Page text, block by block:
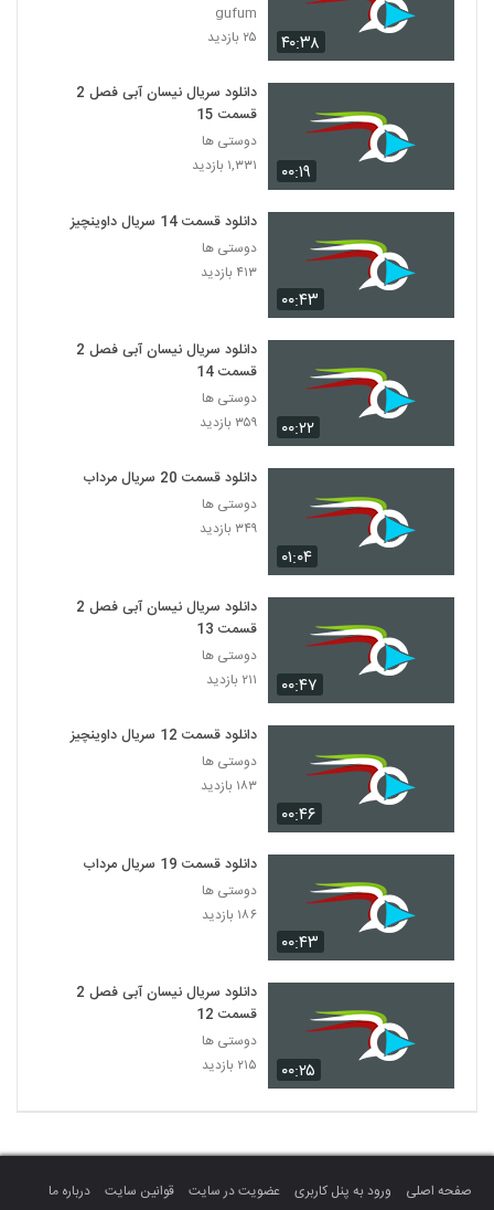
۴۰:۳۸
gufum
۲۵ بازدید
۰۰:۱۹
دانلود سریال نیسان آبی فصل 2
قسمت 15
دوستی ها
۱,۳۳۱ بازدید
۰۰:۴۳
دانلود قسمت 14 سریال داوینچیز
دوستی ها
۴۱۳ بازدید
۰۰:۲۲
دانلود سریال نیسان آبی فصل 2
قسمت 14
دوستی ها
۳۵۹ بازدید
۰۱:۰۴
دانلود قسمت 20 سریال مرداب
دوستی ها
۳۴۹ بازدید
۰۰:۴۷
دانلود سریال نیسان آبی فصل 2
قسمت 13
دوستی ها
۲۱۱ بازدید
۰۰:۴۶
دانلود قسمت 12 سریال داوینچیز
دوستی ها
۱۸۳ بازدید
۰۰:۴۳
دانلود قسمت 19 سریال مرداب
دوستی ها
۱۸۶ بازدید
۰۰:۲۵
دانلود سریال نیسان آبی فصل 2
قسمت 12
دوستی ها
۲۱۵ بازدید
صفحه اصلی ورود به پنل کاربری عضویت در سایت قوانین سایت
درباره ما